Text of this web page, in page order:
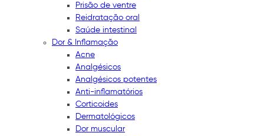
Prisão de ventre
Reidratação oral
Saúde intestinal
Dor & Inflamação
Acne
Analgésicos
Analgésicos potentes
Anti-inflamatórios
Corticoides
Dermatológicos
Dor muscular